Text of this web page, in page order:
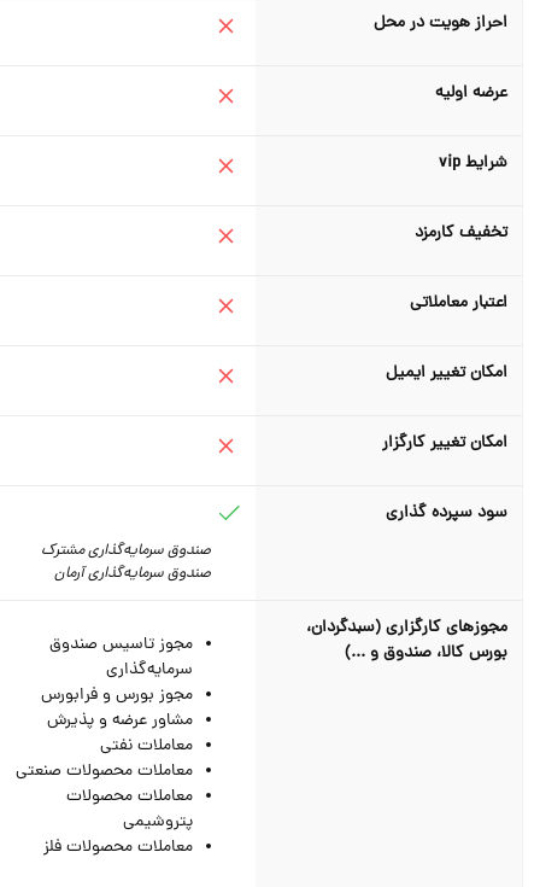
احراز هویت در محل
عرضه اولیه
شرایط vip
تخفیف کارمزد
اعتبار معاملاتی
امکان تغییر ایمیل
امکان تغییر کارگزار
سود سپرده گذاری
صندوق سرمایه‌گذاری مشترک
صندوق سرمایه‌گذاری آرمان
مجوزهای کارگزاری (سبدگردان،
بورس کالا، صندوق و ...)
مجوز تاسیس صندوق
سرمایه‌گذاری
مجوز بورس و فرابورس
مشاور عرضه و پذیرش
معاملات نفتی
معاملات محصولات صنعتی
معاملات محصولات
پتروشیمی
معاملات محصولات فلز